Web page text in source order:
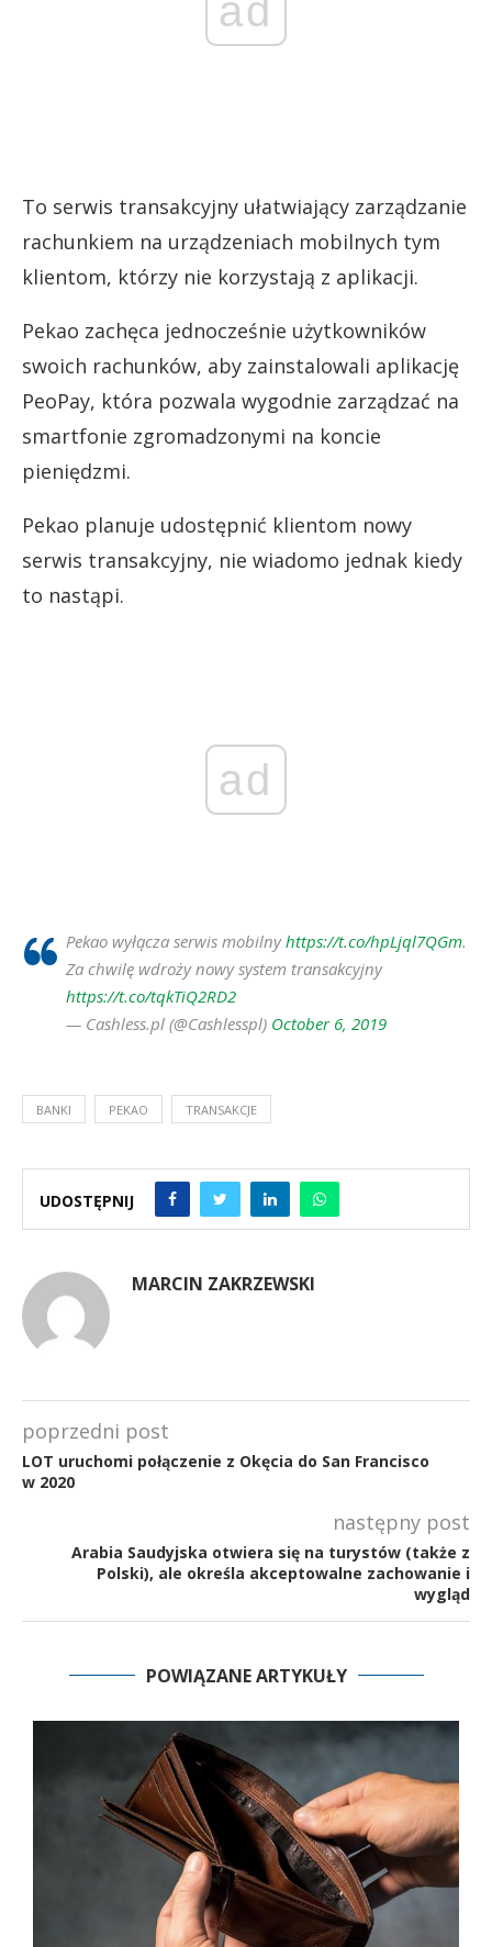
ad
To serwis transakcyjny ułatwiający zarządzanie
rachunkiem na urządzeniach mobilnych tym
klientom, którzy nie korzystają z aplikacji.
Pekao zachęca jednocześnie użytkowników
swoich rachunków, aby zainstalowali aplikację
PeoPay, która pozwala wygodnie zarządzać na
smartfonie zgromadzonymi na koncie
pieniędzmi.
Pekao planuje udostępnić klientom nowy
serwis transakcyjny, nie wiadomo jednak kiedy
to nastąpi.
ad
Pekao wyłącza serwis mobilnyhttps://t.co/hpLjql7QGm.
Za chwilę wdroży nowy system transakcyjny
https://t.co/tqkTiQ2RD2
— Cashless.pl (@Cashlesspl) October 6, 2019
BANKI PEKAO TRANSAKCJE
UDOSTĘPNIJ
MARCIN ZAKRZEWSKI
poprzedni post
LOT uruchomi połączenie z Okęcia do San Francisco
w 2020
następny post
Arabia Saudyjska otwiera się na turystów (także z
Polski), ale określa akceptowalne zachowanie i
wygląd
POWIĄZANE ARTYKUŁY